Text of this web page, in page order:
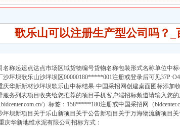
歌乐山可以注册生产型公司吗？_
名称起运点达点市场区域货物编号货物名称包装形式名称单位中
沙坪坝歌乐山沙坪坝区00000180*****001注册或登录后可见
庆华新新材沙坪坝歌乐山中标结果-中国采招网创建桌面图标添加
服务列表项目收夹给您推荐的项目手机客户端招标频道请输入您
）标签：158*****180注册或中国采招网（
坪坝新项目关于乐山新项目关于公告新项目关于万海物流新项目
庆华新地维水泥有限公司招标方式：